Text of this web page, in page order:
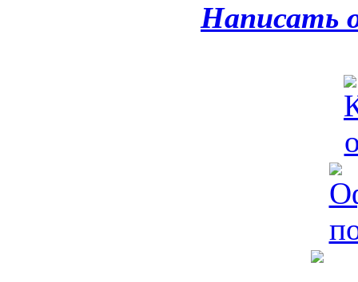
Написать